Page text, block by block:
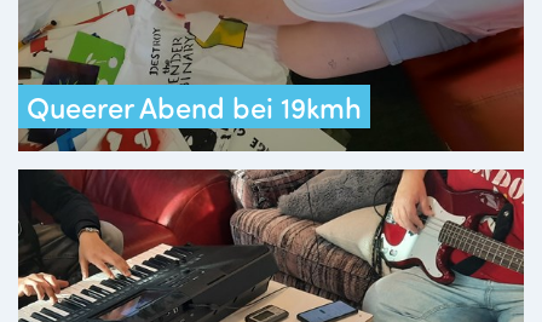
Queerer Abend bei 19kmh